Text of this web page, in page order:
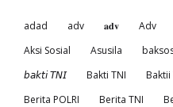
adad adv 𝐚𝐝𝐯 Adv
Aksi Sosial
Asusila
𝘣𝘢𝘬𝘵𝘪 𝘛𝘕𝘐
Bakti TNI Baktii
Berita POLRI
Berita TNI